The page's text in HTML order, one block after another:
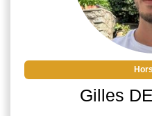
Gilles